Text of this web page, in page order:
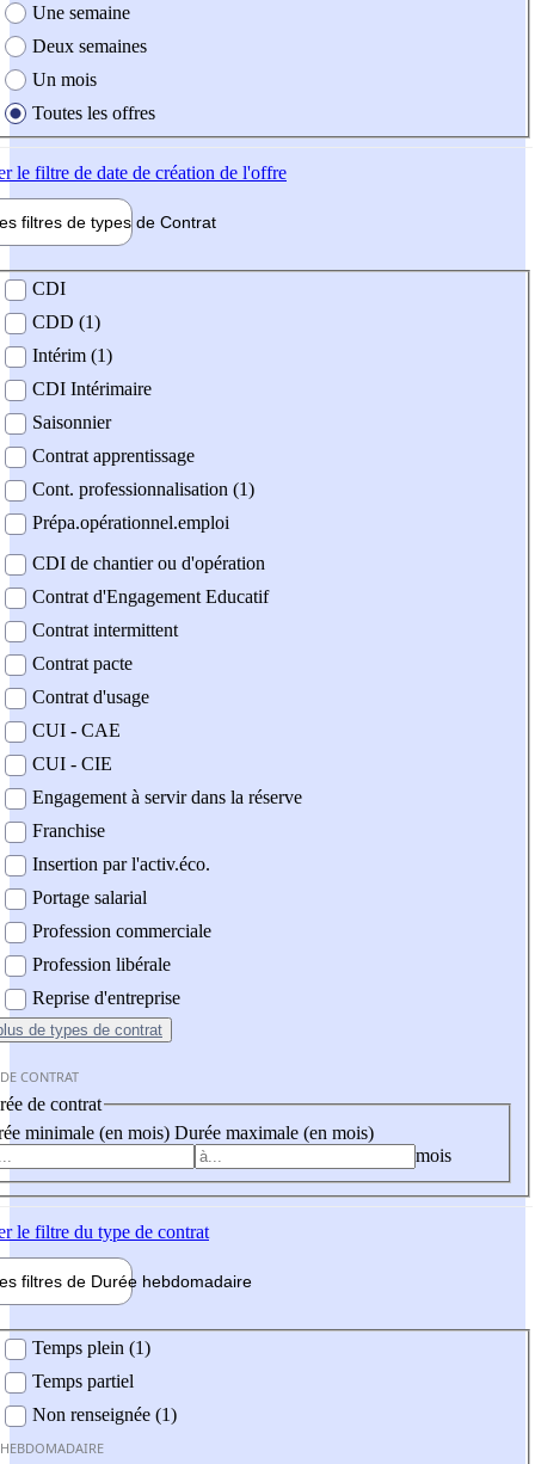
Une semaine
Deux semaines
Un mois
Toutes les offres
le filtre de date de création de l'offre
filtres de types de Contrat
contrat
CDI
CDD (1)
Intérim (1)
CDI Intérimaire
Saisonnier
Contrat apprentissage
Cont. professionnalisation (1)
Prépa.opérationnel.emploi
CDI de chantier ou d'opération
Contrat d'Engagement Educatif
Contrat intermittent
Contrat pacte
Contrat d'usage
CUI - CAE
CUI - CIE
Engagement à servir dans la réserve
Franchise
Insertion par l'activ.éco.
Portage salarial
Profession commerciale
Profession libérale
Reprise d'entreprise
de types de contrat
CONTRAT
de contrat
minimale (en mois) Durée maximale (en mois)
mois
le filtre du type de contrat
filtres de Durée hebdomadaire
Temps plein (1)
Temps partiel
Non renseignée (1)